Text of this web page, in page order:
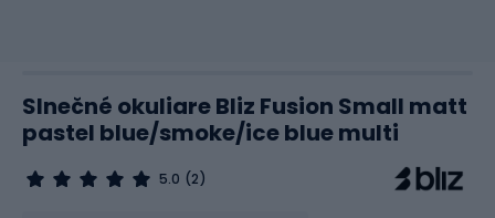
Slnečné okuliare Bliz Fusion Small matt
pastel blue/smoke/ice blue multi
5.0 (2)